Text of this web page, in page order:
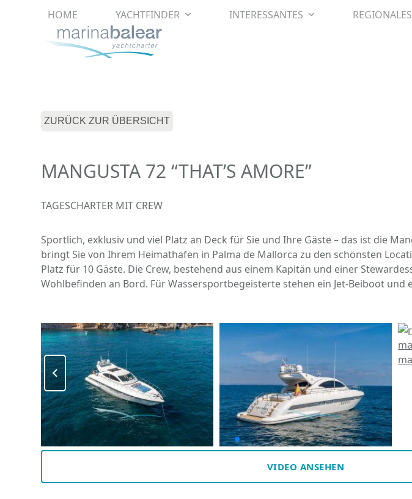
HOME YACHTFINDER INTERESSANTES REGIONALES
ZURÜCK ZUR ÜBERSICHT
MANGUSTA 72 “THAT’S AMORE”
TAGESCHARTER MIT CREW
Sportlich, exklusiv und viel Platz an Deck für Sie und Ihre Gäste – das ist die
bringt Sie von Ihrem Heimathafen in Palma de Mallorca zu den schönsten
Platz für 10 Gäste. Die Crew, bestehend aus einem Kapitän und einer
Wohlbefinden an Bord. Für Wassersportbegeisterte stehen ein Jet-Beiboot und
VIDEO ANSEHEN